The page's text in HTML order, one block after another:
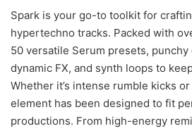
Spark is your go-to toolkit for
hypertechno tracks. Packed with
50 versatile Serum presets,
dynamic FX, and synth loops to
Whether it’s intense rumble kicks
element has been designed to fit
productions. From high-energy